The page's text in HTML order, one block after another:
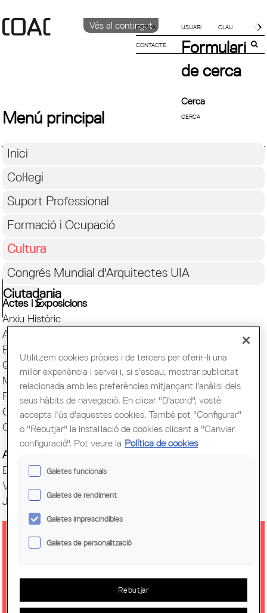
Vés al contingut
IDIOMA
CATALÀ
CONTACTE
Formulari
de cerca
Cerca
Menú principal
Inici
Col·legi
Suport Professional
Formació i Ocupació
Cultura
Congrés Mundial d'Arquitectes UIA
Ciutadania
Actes i Exposicions
Arxiu Històric
Arquitectura catalana
Biblioteca
Quaderns
Mostra d'Arquitectura
Premis Arquitec. Girona
Oficina del Paisatge
Centre Obert d'Arquitectura
Actes COAC
Exposicions COAC
Visites COAC
Jornades
EXPOSICIÓ: "MIRADES AIRE.
Utilitzem cookies pròpies i de tercers per oferir-li una
millor experiència i servei i, si s'escau, mostrar publicitat
relacionada amb les preferències mitjançant l'anàlisi dels
seus hàbits de navegació. En clicar "D'acord", vostè
accepta l'ús d'aquestes cookies. També pot "Configurar"
o "Rebutjar" la instal·lació de cookies clicant a "Canviar
configuració". Pot veure la Política de cookies
Galetes funcionals
Galetes de rendiment
Galetes imprescindibles
Galetes de personalització
Rebutjar